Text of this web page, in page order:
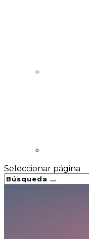
Seleccionar página